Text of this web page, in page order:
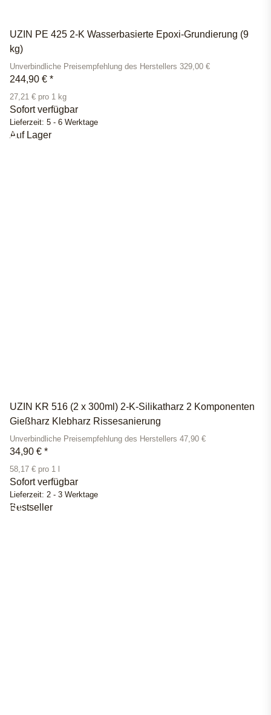
UZIN PE 425 2-K Wasserbasierte Epoxi-Grundierung (9
kg)
Unverbindliche Preisempfehlung des Herstellers 329,00 €
244,90 € *
27,21 € pro 1 kg
Sofort verfügbar
Lieferzeit: 5 - 6 Werktage
Auf Lager
UZIN KR 516 (2 x 300ml) 2-K-Silikatharz 2 Komponenten
Gießharz Klebharz Rissesanierung
Unverbindliche Preisempfehlung des Herstellers 47,90 €
34,90 € *
58,17 € pro 1 l
Sofort verfügbar
Lieferzeit: 2 - 3 Werktage
Bestseller